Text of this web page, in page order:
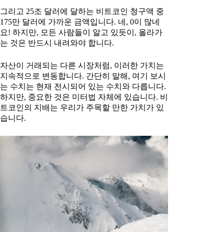
그리고 25조 달러에 달하는 비트코인 청구액 중
175만 달러에 가까운 금액입니다. 네, 0이 많네
요! 하지만, 모든 사람들이 알고 있듯이, 올라가
는 것은 반드시 내려와야 합니다.
자산이 거래되는 다른 시장처럼, 이러한 가치는
지속적으로 변동합니다. 간단히 말해, 여기 보시
는 수치는 현재 전시되어 있는 수치와 다릅니다.
하지만, 중요한 것은 미터법 자체에 있습니다. 비
트코인의 지배는 우리가 주목할 만한 가치가 있
습니다.